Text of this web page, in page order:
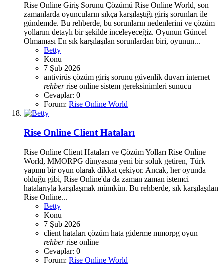
Rise Online Giriş Sorunu Çözümü Rise Online World, son
zamanlarda oyuncuların sıkça karşılaştığı giriş sorunları ile
gündemde. Bu rehberde, bu sorunların nedenlerini ve çözüm
yollarını detaylı bir şekilde inceleyeceğiz. Oyunun Güncel
Olmaması En sık karşılaşılan sorunlardan biri, oyunun...
Betty
Konu
7 Şub 2026
antivirüs çözüm giriş sorunu güvenlik duvarı internet
rehber rise online sistem gereksinimleri sunucu
Cevaplar: 0
Forum: Rise Online World
Rise Online Client Hataları
Rise Online Client Hataları ve Çözüm Yolları Rise Online
World, MMORPG dünyasına yeni bir soluk getiren, Türk
yapımı bir oyun olarak dikkat çekiyor. Ancak, her oyunda
olduğu gibi, Rise Online'da da zaman zaman istemci
hatalarıyla karşılaşmak mümkün. Bu rehberde, sık karşılaşılan
Rise Online...
Betty
Konu
7 Şub 2026
client hataları çözüm hata giderme mmorpg oyun
rehber rise online
Cevaplar: 0
Forum: Rise Online World